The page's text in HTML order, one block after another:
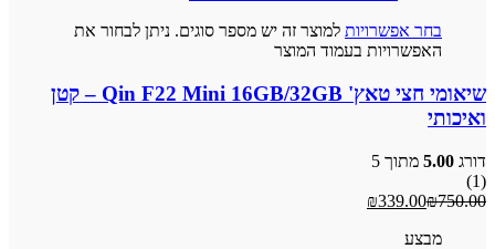
בחר אפשרויות למוצר זה יש מספר סוגים. ניתן לבחור את
האפשרויות בעמוד המוצר
שיאומי חצי טאץ' Qin F22 Mini 16GB/32GB – קטן
ואיכותי
דורג 5.00 מתוך 5
(1)
₪750.00
₪339.00
מבצע